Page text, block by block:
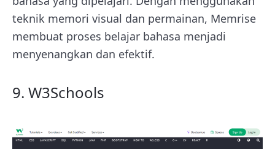
teknik memori visual dan permainan, Memrise
membuat proses belajar bahasa menjadi
menyenangkan dan efektif.
9. W3Schools